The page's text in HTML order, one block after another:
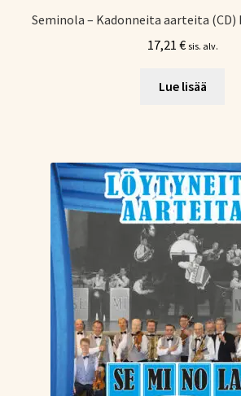
Seminola – Kadonneita aarteita (CD)
17,21 € sis. alv.
Lue lisää